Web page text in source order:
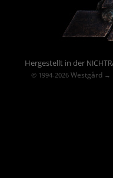
Hergestellt in der
© 1994-2026 Westgård→